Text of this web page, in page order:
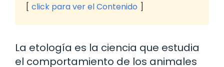
click para ver el Contenido
La etología es la ciencia que estudia
el comportamiento de los animales